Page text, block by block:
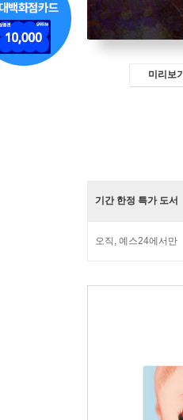
미리보기
기간 한정 특가 도서
오직, 예스24에서만